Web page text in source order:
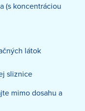
(s koncentráciou
látok
sliznice
mimo dosahu a